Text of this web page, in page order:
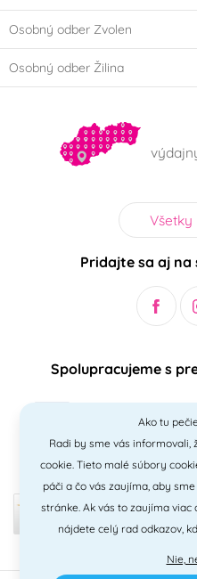
Osobný odber Zvolen
Osobný odber Žilina
Všetky
Pridajte sa aj na
Spolupracujeme s
Bezpečný a
Ako tu
Radi by sme vás informovali,
cookie. Tieto malé súbory
páči a čo vás zaujíma, aby
stránke. Ak vás to zaujíma viac
nájdete celý rad odkazov,
Nie,